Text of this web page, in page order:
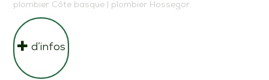
plombier Côte basque
plombier Hossegor
d’infos